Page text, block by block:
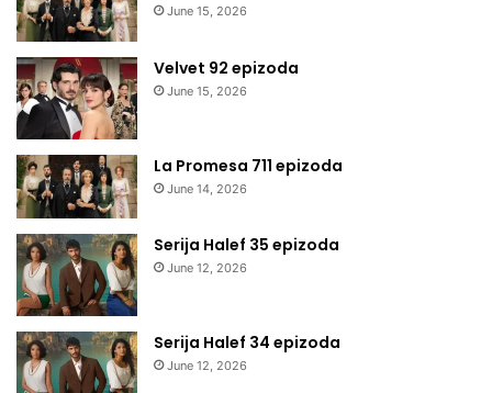
June 15, 2026
Velvet 92 epizoda
June 15, 2026
La Promesa 711 epizoda
June 14, 2026
Serija Halef 35 epizoda
June 12, 2026
Serija Halef 34 epizoda
June 12, 2026